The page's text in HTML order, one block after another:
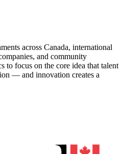
across Canada, international
and community
to focus on the core idea that talent
— and innovation creates a